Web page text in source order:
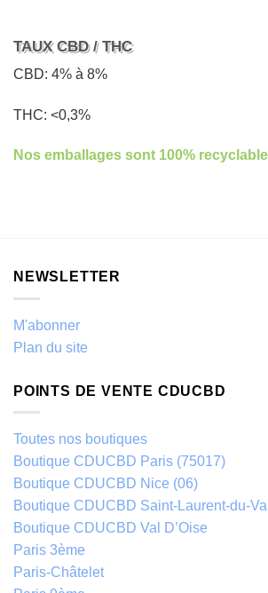
TAUX CBD / THC
CBD: 4% à 8%
THC: <0,3%
Nos emballages sont 100%
NEWSLETTER
M'abonner
Plan du site
POINTS DE VENTE CDUCBD
Toutes nos boutiques
Boutique CDUCBD Paris (75017)
Boutique CDUCBD Nice (06)
Boutique CDUCBD Saint-Laurent-du-
Boutique CDUCBD Val D’Oise
Paris 3ème
Paris-Châtelet